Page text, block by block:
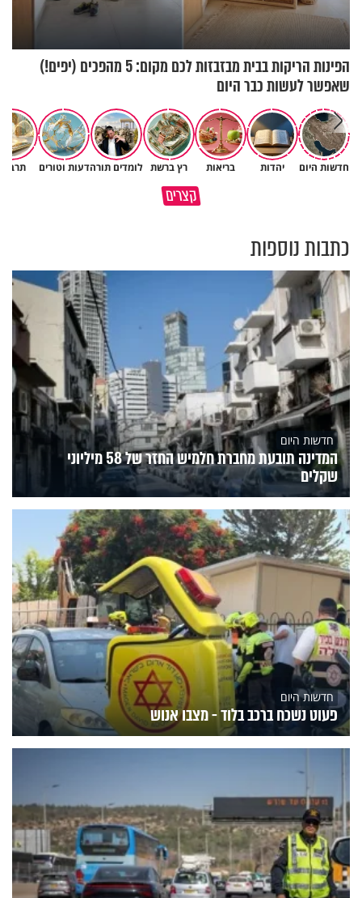
הפינות הריקות בבית מבזבזות לכם מקום: 5 מהפכים (יפים!)
שאפשר לעשות כבר היום
חדשות היום יהדות בריאות רץ ברשת לומדים תורהדעות וטורים
קצרים
ישראל שטרן תופעת הגמגום
שעמה הוא מתמודד ועל הרגע
האמונה האמיתית בבורא עולם
כתבות נוספות
חדשות היום
המדינה תובעת מחברת חלמיש החזר של 58 מיליוני
שקלים
חדשות היום
פעוט נשכח ברכב בלוד - מצבו אנוש